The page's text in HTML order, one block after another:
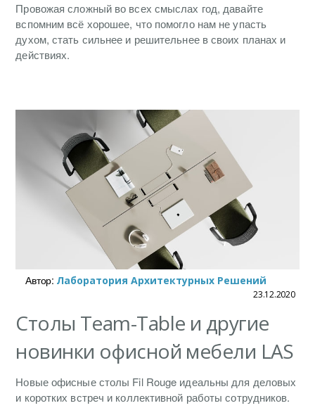
Провожая сложный во всех смыслах год, давайте
вспомним всё хорошее, что помогло нам не упасть
духом, стать сильнее и решительнее в своих планах и
действиях.
Автор: Лаборатория Архитектурных Решений
23.12.2020
Столы Team-Table и другие
новинки офисной мебели LAS
Новые офисные столы Fil Rouge идеальны для деловых
и коротких встреч и коллективной работы сотрудников.